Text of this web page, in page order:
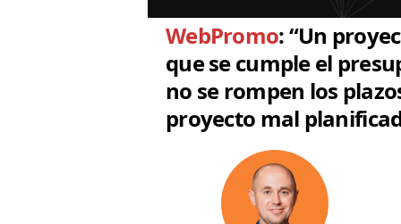
WebPromo: “Un
que se cumple el
no se rompen los
proyecto mal